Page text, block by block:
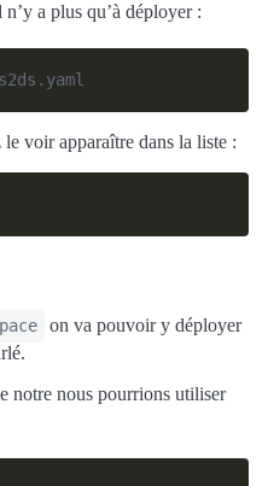
n’y a plus qu’à déployer :
voir apparaître dans la liste :
on va pouvoir y déployer
notre nous pourrions utiliser